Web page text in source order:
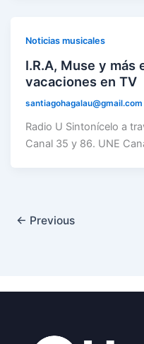
Noticias musicales
I.R.A, Muse y más
vacaciones en TV
Radio U Sintonícelo a
Canal 35 y 86. UNE
← Previous